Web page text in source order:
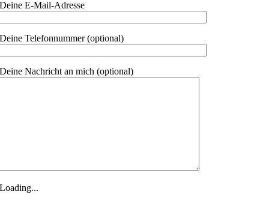
Deine E-Mail-Adresse
Deine Telefonnummer (optional)
Deine Nachricht an mich (optional)
Loading...